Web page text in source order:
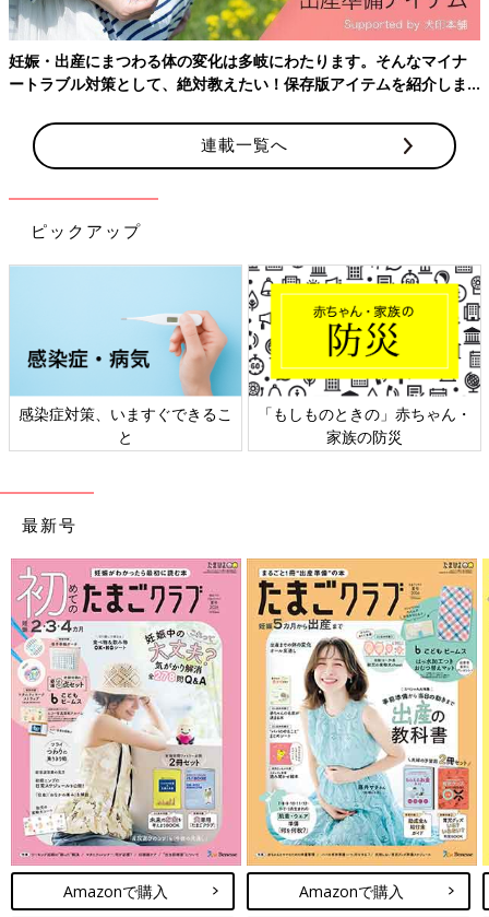
リアルさが最高！サンドイッチつくるカード
出典：Instagramアカウント「marutetete」
maruteteteさんがおすすめするのは、220円で販売されている
「サンドイッチつくるカード」。リアルなサンドイッチの具材が
描かれたカードで、おままごとにも使えるんだとか♪ 具材カード
の裏面と付属のナプキンカードには、食材の栄養素が書かれてい
妊娠・出産にまつわる体の変化は多岐にわたります。そんなマイナ
ートラブル対策として、絶対教えたい！保存版アイテムを紹介しま
連載一覧へ
ピックアップ
感染症対策、いますぐできるこ
と
「もしものときの」赤ちゃん・
家族の防災
最新号
Amazonで購入 Amazonで購入